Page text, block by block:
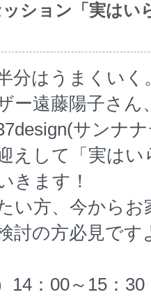
ション「実はい
分はうまくい
ー遠藤陽子さん
サンナ
えして「実は
きます！
い方、今からお
討の方必見です
：00～15：30